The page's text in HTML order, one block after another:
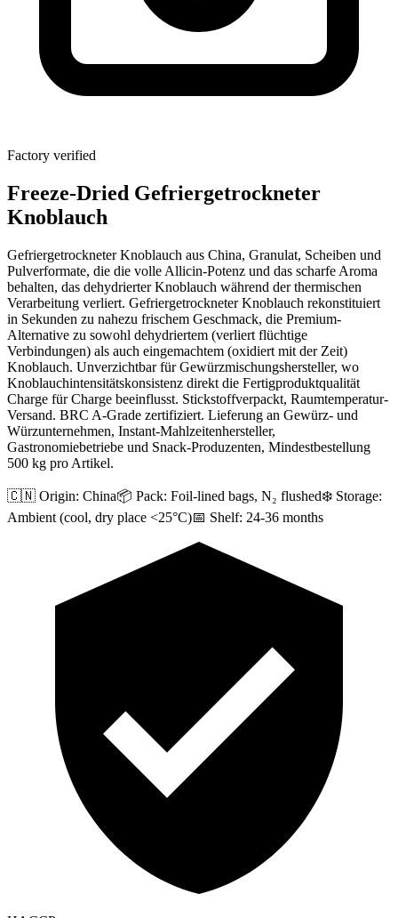
Factory verified
Freeze-Dried Gefriergetrockneter
Knoblauch
Gefriergetrockneter Knoblauch aus China, Granulat, Scheiben und
Pulverformate, die die volle Allicin-Potenz und das scharfe Aroma
behalten, das dehydrierter Knoblauch während der thermischen
Verarbeitung verliert. Gefriergetrockneter Knoblauch rekonstituiert
in Sekunden zu nahezu frischem Geschmack, die Premium-
Alternative zu sowohl dehydriertem (verliert flüchtige
Verbindungen) als auch eingemachtem (oxidiert mit der Zeit)
Knoblauch. Unverzichtbar für Gewürzmischungshersteller, wo
Knoblauchintensitätskonsistenz direkt die Fertigproduktqualität
Charge für Charge beeinflusst. Stickstoffverpackt, Raumtemperatur-
Versand. BRC A-Grade zertifiziert. Lieferung an Gewürz- und
Würzunternehmen, Instant-Mahlzeitenhersteller,
Gastronomiebetriebe und Snack-Produzenten, Mindestbestellung
500 kg pro Artikel.
🇨🇳 Origin: China📦 Pack: Foil-lined bags, N₂ flushed❄️ Storage:
Ambient (cool, dry place <25°C)📅 Shelf: 24-36 months